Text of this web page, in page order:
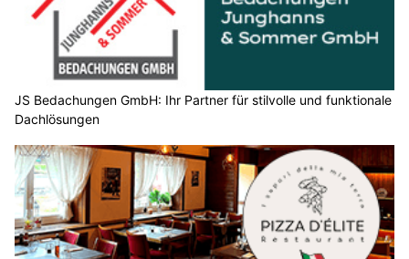
JS Bedachungen GmbH: Ihr Partner für stilvolle und funktionale
Dachlösungen